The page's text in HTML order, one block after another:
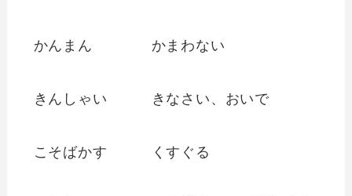
かんまん かまわない
きんしゃい きなさい、おいで
こそばかす くすぐる